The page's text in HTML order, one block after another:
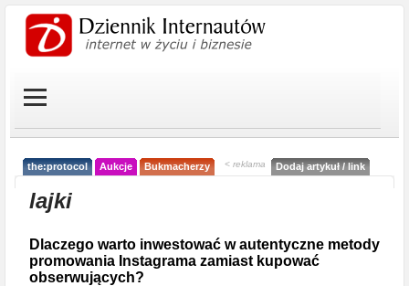
the:protocol Aukcje Bukmacherzy < reklama Dodaj artykuł / link
lajki
Dlaczego warto inwestować w autentyczne metody
promowania Instagrama zamiast kupować
obserwujących?